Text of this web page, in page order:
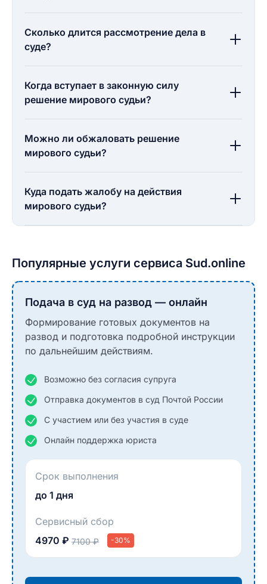
Сколько длится рассмотрение дела в
суде?
Когда вступает в законную силу
решение мирового судьи?
Можно ли обжаловать решение
мирового судьи?
Куда подать жалобу на действия
мирового судьи?
Популярные услуги сервиса Sud.online
Подача в суд на развод — онлайн
Формирование готовых документов на
развод и подготовка подробной инструкции
по дальнейшим действиям.
Возможно без согласия супруга
Отправка документов в суд Почтой России
С участием или без участия в суде
Онлайн поддержка юриста
Срок выполнения
до 1 дня
Сервисный сбор
4970 ₽ 7100 ₽ -30%